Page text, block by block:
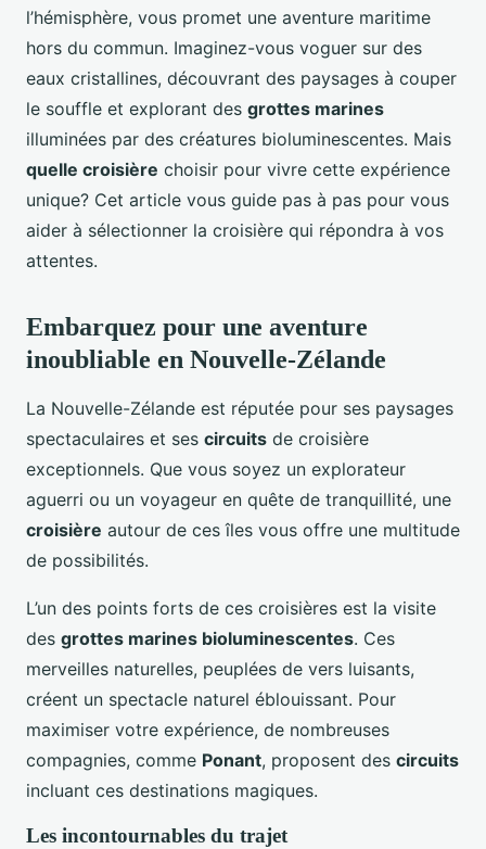
l’hémisphère, vous promet une aventure maritime
hors du commun. Imaginez-vous voguer sur des
eaux cristallines, découvrant des paysages à couper
le souffle et explorant des grottes marines
illuminées par des créatures bioluminescentes. Mais
quelle croisière choisir pour vivre cette expérience
unique? Cet article vous guide pas à pas pour vous
aider à sélectionner la croisière qui répondra à vos
attentes.
Embarquez pour une aventure
inoubliable en Nouvelle-Zélande
La Nouvelle-Zélande est réputée pour ses paysages
spectaculaires et ses circuits de croisière
exceptionnels. Que vous soyez un explorateur
aguerri ou un voyageur en quête de tranquillité, une
croisière autour de ces îles vous offre une multitude
de possibilités.
L’un des points forts de ces croisières est la visite
des grottes marines bioluminescentes. Ces
merveilles naturelles, peuplées de vers luisants,
créent un spectacle naturel éblouissant. Pour
maximiser votre expérience, de nombreuses
compagnies, comme Ponant, proposent des circuits
incluant ces destinations magiques.
Les incontournables du trajet